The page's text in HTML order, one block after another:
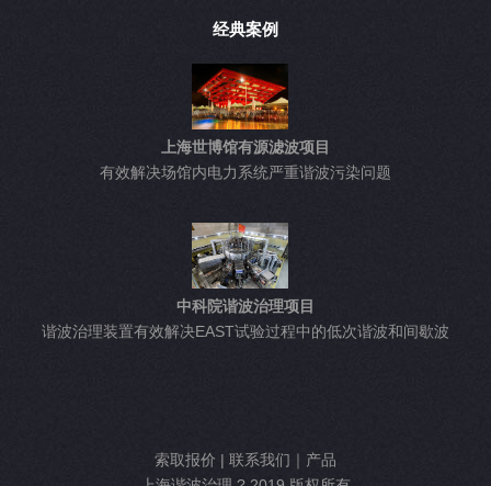
经典案例
上海世博馆有源滤波项目
有效解决场馆内电力系统严重谐波污染问题
中科院谐波治理项目
谐波治理装置有效解决EAST试验过程中的低次谐波和间歇波
索取报价 | 联系我们 ｜ 产品